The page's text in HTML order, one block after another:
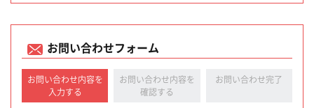
お問い合わせフォーム
お問い合わせ内容を
入力する
お問い合わせ内容を
確認する
お問い合わせ完了